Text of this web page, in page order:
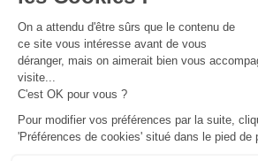
JE M'INSCRIS
ABOUT
CONTACT
MÉDIAS
MENTIONS LÉGALES